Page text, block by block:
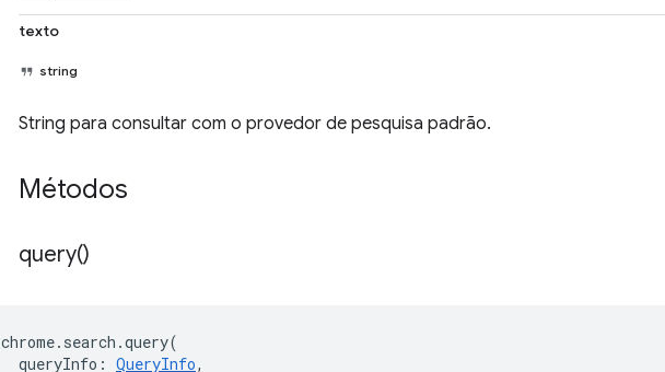
texto
string
String para consultar com o provedor de pesquisa padrão.
Métodos
query()
chrome. search .query(
queryInfo : QueryInfo,